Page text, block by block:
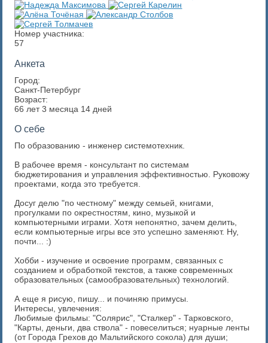
Номер участника:
57
Анкета
Город:
Санкт-Петербург
Возраст:
66 лет 3 месяца 14 дней
О себе
По образованию - инженер системотехник.
В рабочее время - консультант по системам
бюджетирования и управления эффективностью. Руковожу
проектами, когда это требуется.
Досуг делю "по честному" между семьей, книгами,
прогулками по окрестностям, кино, музыкой и
компьютерными играми. Хотя непонятно, зачем делить,
если компьютерные игры все это успешно заменяют. Ну,
почти... :)
Хобби - изучение и освоение программ, связанных с
созданием и обработкой текстов, а также современных
образовательных (самообразовательных) технологий.
А еще я рисую, пишу... и починяю примусы.
Интересы, увлечения:
Любимые фильмы: "Солярис", "Сталкер" - Тарковского,
"Карты, деньги, два ствола" - повеселиться; нуарные ленты
(от Города Грехов до Мальтийского сокола) для души;